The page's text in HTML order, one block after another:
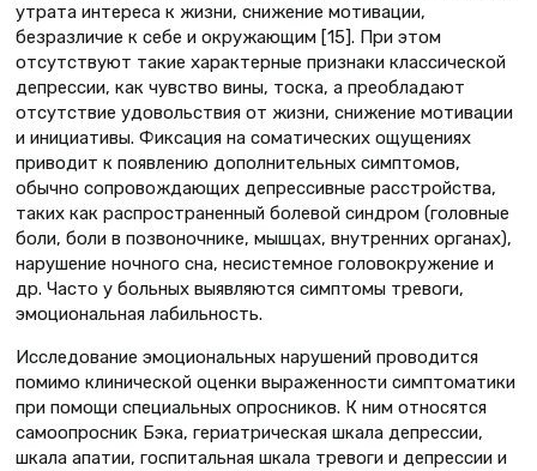
утрата интереса к жизни, снижение мотивации,
безразличие к себе и окружающим [15]. При этом
отсутствуют такие характерные признаки классической
депрессии, как чувство вины, тоска, а преобладают
отсутствие удовольствия от жизни, снижение мотивации
и инициативы. Фиксация на соматических ощущениях
приводит к появлению дополнительных симптомов,
обычно сопровождающих депрессивные расстройства,
таких как распространенный болевой синдром (головные
боли, боли в позвоночнике, мышцах, внутренних органах),
нарушение ночного сна, несистемное головокружение и
др. Часто у больных выявляются симптомы тревоги,
эмоциональная лабильность.
Исследование эмоциональных нарушений проводится
помимо клинической оценки выраженности симптоматики
при помощи специальных опросников. К ним относятся
самоопросник Бэка, гериатрическая шкала депрессии,
шкала апатии, госпитальная шкала тревоги и депрессии и